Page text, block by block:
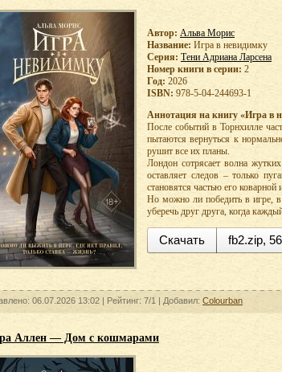
Автор: Альва Морис
Название: Игра в невидимку
Серия: Тени Адриана Ларсена
Номер книги в серии: 2
Год: 2026
ISBN: 978-5-04-244693-1
Аннотация на книгу «Игра в
После событий в Торнхилле
пытаются вернуться к
рушит все их планы.
Лондон сотрясает волна
оставляет следов – только
становятся частью его
Но можно ли победить в игре,
уберечь друг друга, когда
Скачать fb2.zip,
06.07.2026 13:02 | Рейтинг: 7/1 | Добавил: Colourban
Аллен — Дом с кошмарами